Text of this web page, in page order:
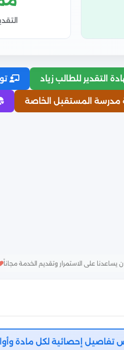
التقدير للطالب زياد
مدرسة المستقبل الخاصة
يساعدنا على الاستمرار وتقديم الخدمة مجاناً
تفاصيل إحصائية لكل مادة